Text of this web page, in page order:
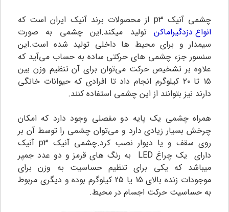
چشمی آنیک p3 از محصولات برند آنیک ایران است که
انواع دزدگیراماکن تولید میکند.این چشمی به صورت
سیمدار و برای محیط ها داخلی تولید شده است.این
سنسور جزء چشمی های حرکتی ساده به حساب می‌آید که
علاوه بر تشخیص حرکت می‌توان برای آن تنظیم وزن بین
۱۵ تا ۲۰ کیلوگرم انجام داد تا افرادی که حیوانات خانگی
دارند نیز بتوانند از این چشمی استفاده کنند.
همراه چشمی یک پایه دو مفصلی وجود دارد که امکان
چرخش بسیار زیادی دارد و می‌توان چشمی را توسط آن بر
روی سقف و یا دیوار نصب کرد.چشمی آنیک p3 آنیک
دارای یک چراغ LED به رنگ های قرمز و دو عدد جمپر
میباشد که یکی برای تنظیم حساسیت به وزن برای
موجودات زنده بالای 15 یا 25 کیلوگرم بوده و دیگری مربوط
به حساسیت حرکت اجسام در محیط.